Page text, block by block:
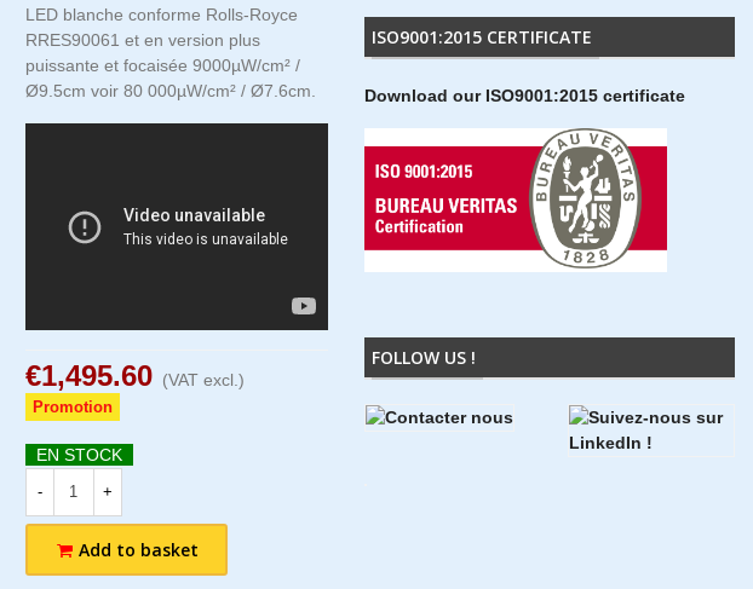
ISO9001:2015 CERTIFICATE
Download our ISO9001:2015 certificate
FOLLOW US !
LED blanche conforme Rolls-Royce
RRES90061 et en version plus
puissante et focaisée 9000µW/cm² /
Ø9.5cm voir 80 000µW/cm² / Ø7.6cm.
€1,495.60 (VAT excl.)
Promotion
EN STOCK
- +
Add to basket